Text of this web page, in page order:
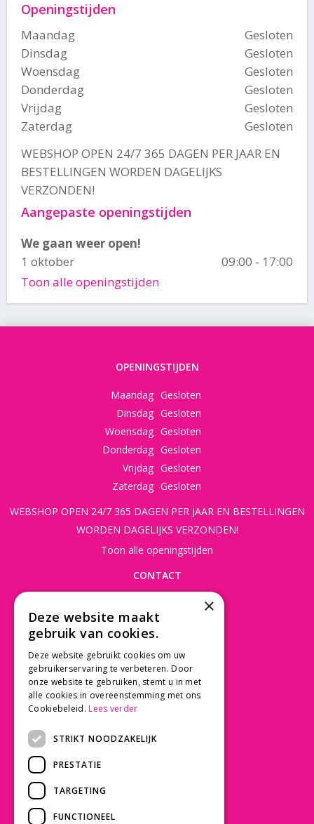
Openingstijden
Maandag
Gesloten
Dinsdag
Gesloten
Woensdag
Gesloten
Donderdag
Gesloten
Vrijdag
Gesloten
Zaterdag
Gesloten
WEBSHOP OPEN 24/7 365 DAGEN PER JAAR EN
BESTELLINGEN WORDEN DAGELIJKS
VERZONDEN!
Aangepaste openingstijden
We gaan weer open!
1 oktober
09:00 - 17:00
Toon alle openingstijden
OPENINGSTIJDEN
Maandag Gesloten
Dinsdag Gesloten
Woensdag Gesloten
Donderdag Gesloten
Vrijdag Gesloten
Zaterdag Gesloten
WEBSHOP OPEN 24/7 365 DAGEN PER JAAR EN BESTELLINGEN
WORDEN DAGELIJKS VERZONDEN!
Toon alle openingstijden
CONTACT
3997 MK 't Goy
030 - 60 11 365
info@tuincentrumdebruijn.nl
Betaalinformatie
×
Deze website maakt
gebruik van cookies.
Deze website gebruikt cookies om uw
gebruikerservaring te verbeteren. Door
onze website te gebruiken, stemt u in met
alle cookies in overeenstemming met ons
Cookiebeleid. Lees verder
STRIKT NOODZAKELIJK
PRESTATIE
TARGETING
FUNCTIONEEL